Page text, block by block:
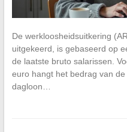
De werkloosheidsuitkering
uitgekeerd, is gebaseerd op
de laatste bruto salarissen.
euro hangt het bedrag van
dagloon…